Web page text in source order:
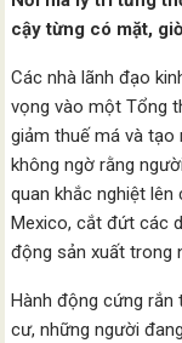
cậy từng có mặt,
Các nhà lãnh đạo
vọng vào một Tổng
giảm thuế má và tạo
không ngờ rằng
quan khắc nghiệt
Mexico, cắt đứt các
động sản xuất trong
Hành động cứng rắn
cư, những người